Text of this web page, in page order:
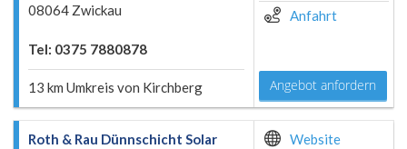
08064 Zwickau
Tel: 0375 7880878
13 km Umkreis von Kirchberg
Anfahrt
Angebot anfordern
Roth & Rau Dünnschicht Solar
Website